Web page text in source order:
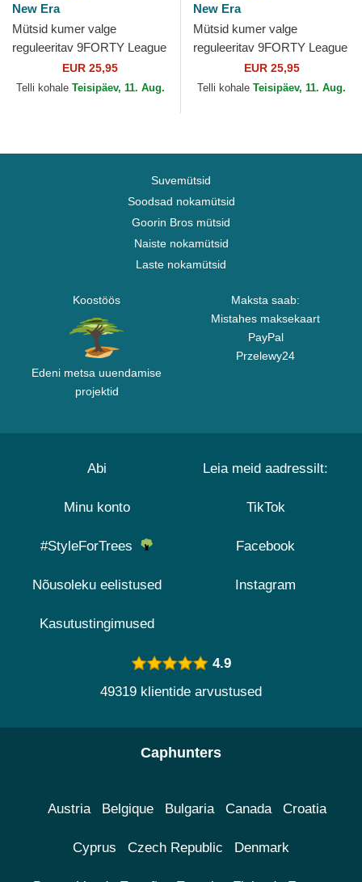
New Era
Mütsid kumer valge
reguleeritav 9FORTY League
Essential New York Yankees
MLB New Era
EUR 25,95
Telli kohale Teisipäev, 11. Aug.
New Era
Mütsid kumer valge
reguleeritav 9FORTY League
Essential Los Angeles
Dodgers MLB New Era
EUR 25,95
Telli kohale Teisipäev, 11. Aug.
Suvemütsid
Soodsad nokamütsid
Goorin Bros mütsid
Naiste nokamütsid
Laste nokamütsid
Koostöös
Edeni metsa uuendamise
projektid
Maksta saab:
Mistahes maksekaart
PayPal
Przelewy24
Abi
Minu konto
#StyleForTrees
Nõusoleku eelistused
Kasutustingimused
Leia meid aadressilt:
TikTok
Facebook
Instagram
4.9
49319 klientide arvustused
Caphunters
Austria Belgique Bulgaria Canada Croatia
Cyprus Czech Republic Denmark